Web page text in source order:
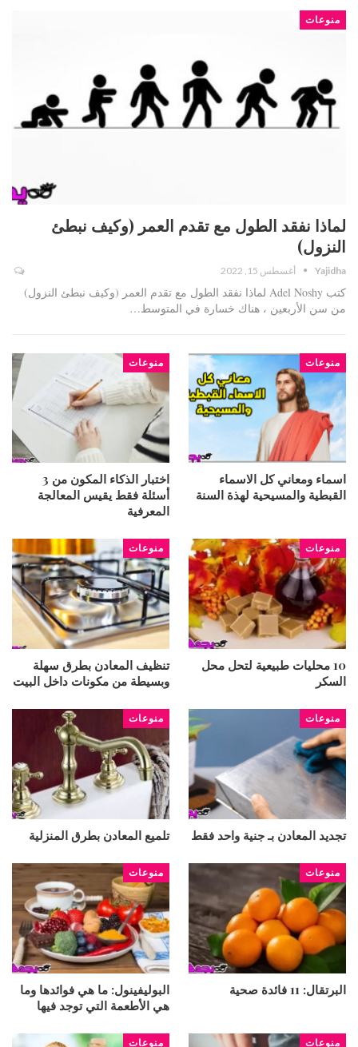
منوعات
لماذا نفقد الطول مع تقدم العمر (وكيف نبطئ
النزول)
Yajidha أغسطس 15, 2022
كتب Adel Noshy لماذا نفقد الطول مع تقدم العمر (وكيف نبطئ النزول)
من سن الأربعين ، هناك خسارة في المتوسط…
منوعات
اسماء ومعاني كل الاسماء
القبطية والمسيحية لهذة السنة
منوعات
اختبار الذكاء المكون من 3
أسئلة فقط يقيس المعالجة
المعرفية
منوعات
10 محليات طبيعية لتحل محل
السكر
منوعات
تنظيف المعادن بطرق سهلة
وبسيطة من مكونات داخل البيت
منوعات
تجديد المعادن بـ جنية واحد فقط
منوعات
تلميع المعادن بطرق المنزلية
منوعات
البرتقال: 11 فائدة صحية
منوعات
البوليفينول: ما هي فوائدها وما
هي الأطعمة التي توجد فيها
منوعات منوعات